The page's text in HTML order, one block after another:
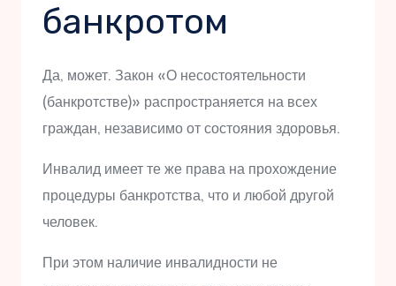
банкротом
Да, может. Закон «О несостоятельности
(банкротстве)» распространяется на всех
граждан, независимо от состояния здоровья.
Инвалид имеет те же права на прохождение
процедуры банкротства, что и любой другой
человек.
При этом наличие инвалидности не